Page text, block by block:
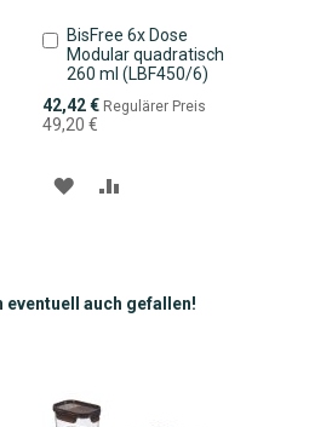
BisFree 6x Dose
Modular quadratisch
260 ml (LBF450/6)
Sonderpreis
42,42 € Regulärer Preis
49,20 €
In
den
Warenkorb
ZUR
eventuell auch gefallen!